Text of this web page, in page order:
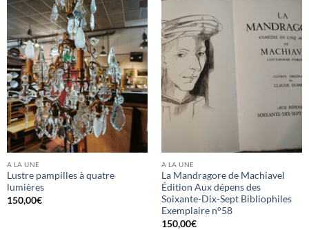
A LA UNE
Lustre pampilles à quatre
lumières
150,00€
A LA UNE
La Mandragore de Machiavel
Édition Aux dépens des
Soixante-Dix-Sept Bibliophiles
Exemplaire n°58
150,00€